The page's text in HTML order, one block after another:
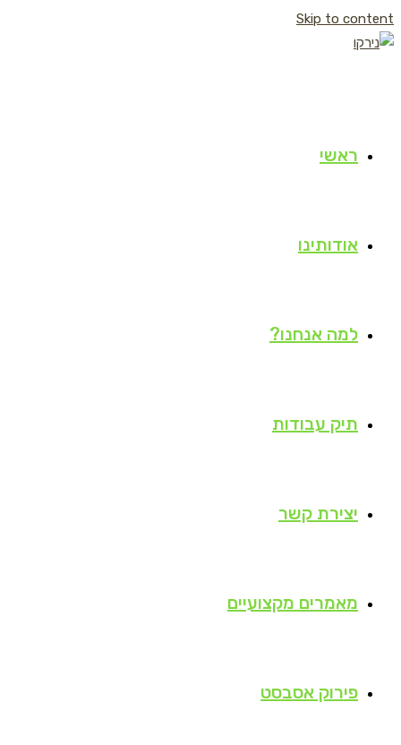
Skip to content
ראשי
אודותינו
למה אנחנו?
תיק עבודות
יצירת קשר
מאמרים מקצועיים
פירוק אסבסט